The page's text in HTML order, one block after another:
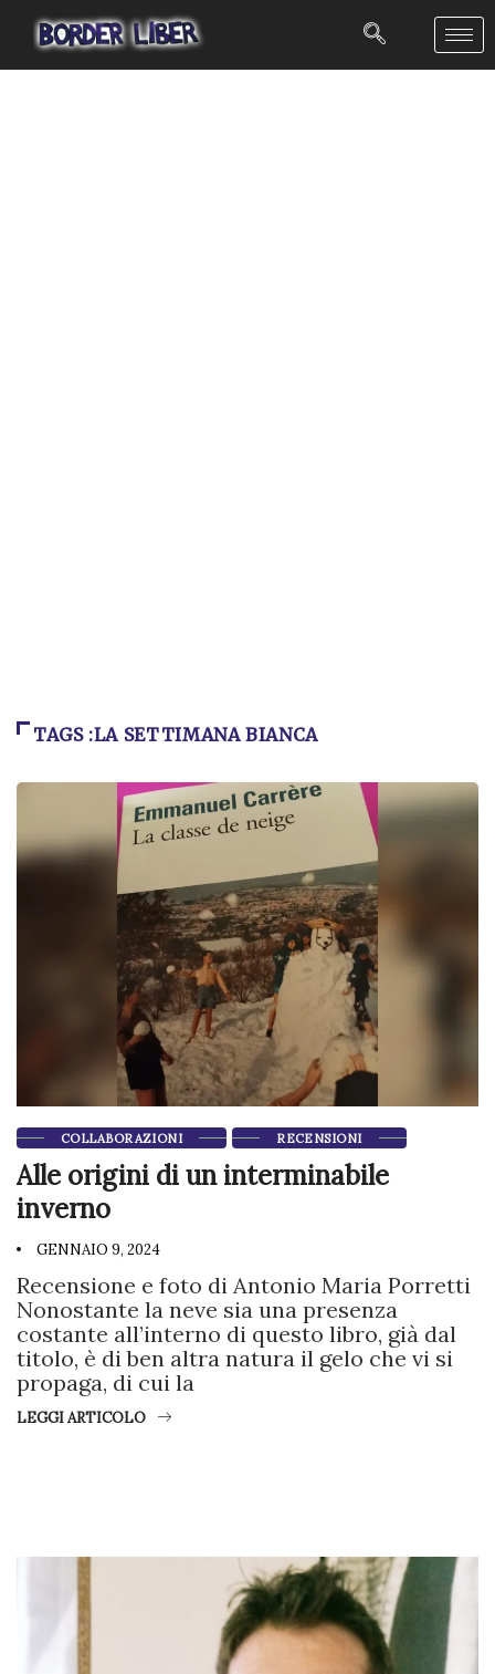
TAGS :LA SETTIMANA BIANCA
COLLABORAZIONI RECENSIONI
Alle origini di un interminabile
inverno
GENNAIO 9, 2024
Recensione e foto di Antonio Maria Porretti
Nonostante la neve sia una presenza
costante all’interno di questo libro, già dal
titolo, è di ben altra natura il gelo che vi si
propaga, di cui la
LEGGI ARTICOLO